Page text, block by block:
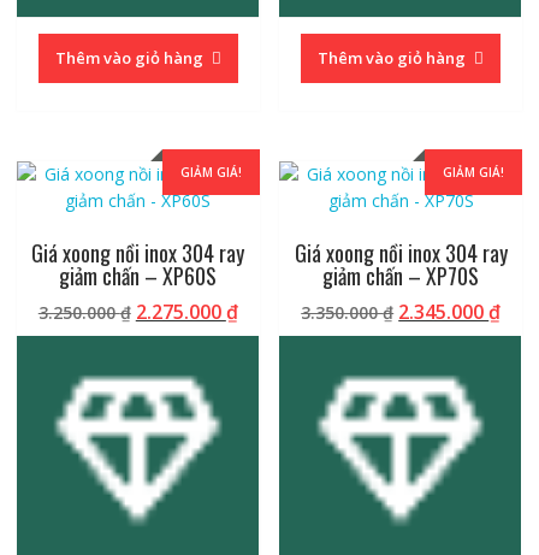
Thêm vào giỏ hàng Thêm vào giỏ hàng
GIẢM GIÁ!
Giá xoong nồi inox 304 ray
giảm chấn – XP60S
3.250.000₫ Giá
gốc
3.250.000 ₫.
2.275.000₫Giá
hiện
2.275.000 ₫.
GIẢM GIÁ!
Giá xoong nồi inox 304 ray
giảm chấn – XP70S
3.350.000₫ Giá
gốc
3.350.000 ₫.
2.345.000₫Giá
hiện